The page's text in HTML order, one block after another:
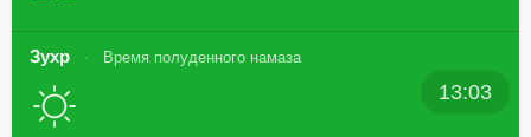
Зухр Время полуденного намаза
13:03